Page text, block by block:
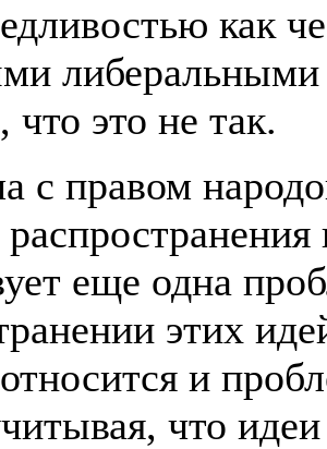
как
что это не так.
с правом
еще одна
этих
и
что